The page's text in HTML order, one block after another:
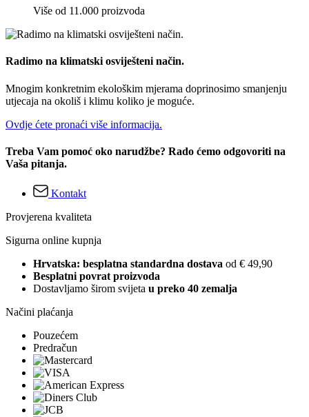
Više od 11.000 proizvoda
Radimo na klimatski osviješteni način.
Mnogim konkretnim ekološkim mjerama doprinosimo smanjenju
utjecaja na okoliš i klimu koliko je moguće.
Ovdje ćete pronaći više informacija.
Treba Vam pomoć oko narudžbe? Rado ćemo odgovoriti na
Vaša pitanja.
Kontakt
Provjerena kvaliteta
Sigurna online kupnja
Hrvatska: besplatna standardna dostava od € 49,90
Besplatni povrat proizvoda
Dostavljamo širom svijeta u preko 40 zemalja
Načini plaćanja
Pouzećem
Predračun